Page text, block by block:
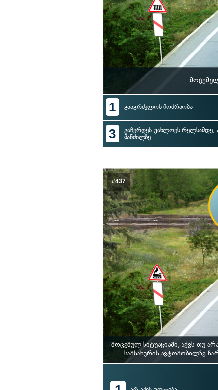
1 გააგრძელოს მოძრაობა
3
გაჩერდეს უახლოეს რელსამდე,
მანძილზე
#437
მოცემულ სიტუაციაში, აქვს თუ
სამსახურის ავტომობილზე